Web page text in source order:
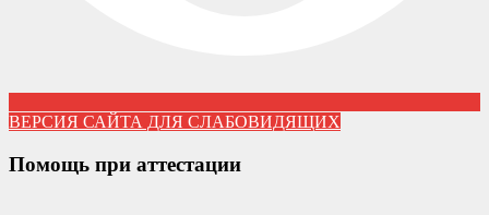
ВЕРСИЯ САЙТА ДЛЯ СЛАБОВИДЯЩИХ
Помощь при аттестации